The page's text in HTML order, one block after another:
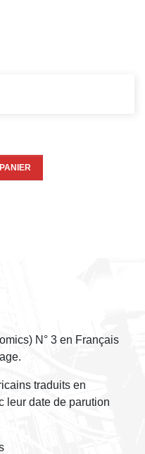
N° 3 en Français
traduits en
leur date de parution